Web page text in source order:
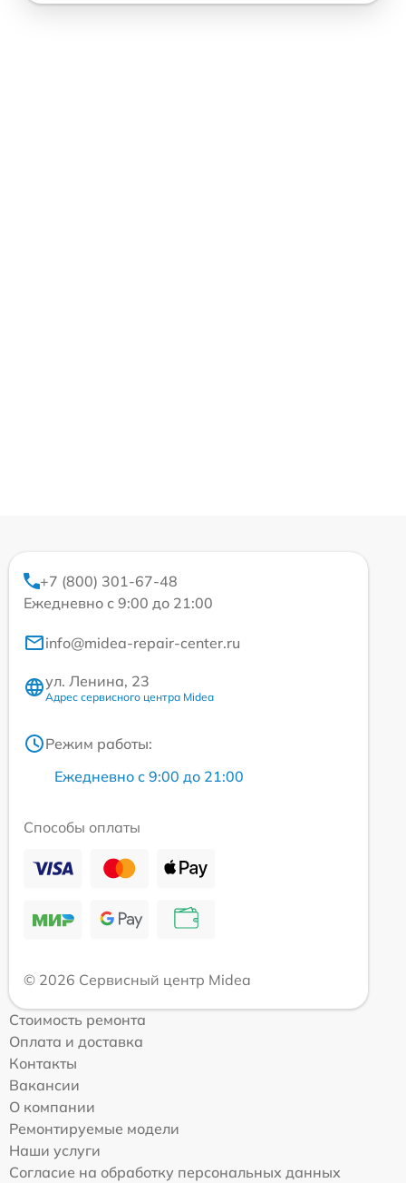
+7 (800) 301-67-48
Ежедневно с 9:00 до 21:00
info@midea-repair-center.ru
ул. Ленина, 23
Адрес сервисного центра Midea
Режим работы:
Ежедневно с 9:00 до 21:00
Способы оплаты
© 2026 Сервисный центр Midea
Стоимость ремонта
Оплата и доставка
Контакты
Вакансии
О компании
Ремонтируемые модели
Наши услуги
Согласие на обработку персональных данных